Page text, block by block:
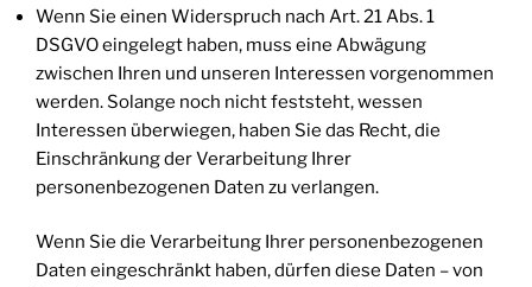
Wenn Sie einen Widerspruch nach Art. 21 Abs. 1
DSGVO eingelegt haben, muss eine Abwägung
zwischen Ihren und unseren Interessen vorgenommen
werden. Solange noch nicht feststeht, wessen
Interessen überwiegen, haben Sie das Recht, die
Einschränkung der Verarbeitung Ihrer
personenbezogenen Daten zu verlangen.
Wenn Sie die Verarbeitung Ihrer personenbezogenen
Daten eingeschränkt haben, dürfen diese Daten – von